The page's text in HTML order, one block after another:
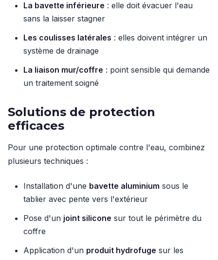
La bavette inférieure : elle doit évacuer l'eau
sans la laisser stagner
Les coulisses latérales : elles doivent intégrer un
système de drainage
La liaison mur/coffre : point sensible qui demande
un traitement soigné
Solutions de protection
efficaces
Pour une protection optimale contre l'eau, combinez
plusieurs techniques :
Installation d'une bavette aluminium sous le
tablier avec pente vers l'extérieur
Pose d'un joint silicone sur tout le périmètre du
coffre
Application d'un produit hydrofuge sur les